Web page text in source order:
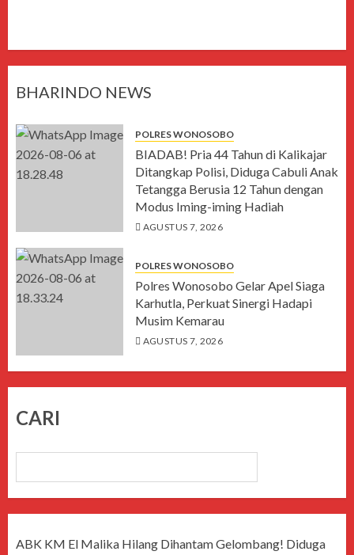
BHARINDO NEWS
POLRES WONOSOBO
BIADAB! Pria 44 Tahun di Kalikajar
Ditangkap Polisi, Diduga Cabuli Anak
Tetangga Berusia 12 Tahun dengan
Modus Iming-iming Hadiah
AGUSTUS 7, 2026
POLRES WONOSOBO
Polres Wonosobo Gelar Apel Siaga
Karhutla, Perkuat Sinergi Hadapi
Musim Kemarau
AGUSTUS 7, 2026
CARI
ABK KM El Malika Hilang Dihantam Gelombang! Diduga